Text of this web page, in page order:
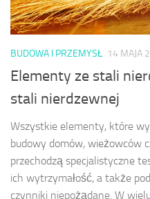
BUDOWA I PRZEMYSŁ 14 MAJA
Elementy ze stali
stali nierdzewnej
Wszystkie elementy, które
budowy domów, wieżowców
przechodzą specjalistyczne
ich wytrzymałość, a także
czynniki niepożądane. W